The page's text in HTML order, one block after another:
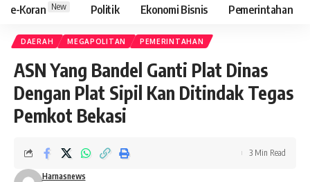
e-Koran New Politik Ekonomi Bisnis Pemerintahan
DAERAH MEGAPOLITAN PEMERINTAHAN
ASN Yang Bandel Ganti Plat Dinas
Dengan Plat Sipil Kan Ditindak Tegas
Pemkot Bekasi
Harnasnews
3 Min Read